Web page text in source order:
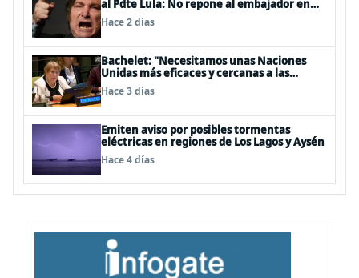
al Pdte Lula: No repone al embajador en
BBSS y rebaja la relación bilateral
Hace 2 días
Bachelet: "Necesitamos unas Naciones
Unidas más eficaces y cercanas a las
personas"
Hace 3 días
Emiten aviso por posibles tormentas
eléctricas en regiones de Los Lagos y Aysén
Hace 4 días